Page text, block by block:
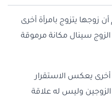
يتزوج بامرأة أخرى
سينال مكانة مرموقة
أخرى يعكس الاستقرار
وليس له علاقة